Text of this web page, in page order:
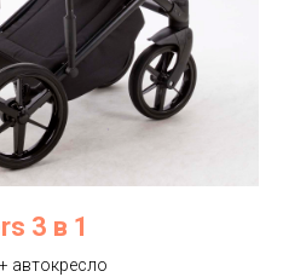
3 в 1
автокресло